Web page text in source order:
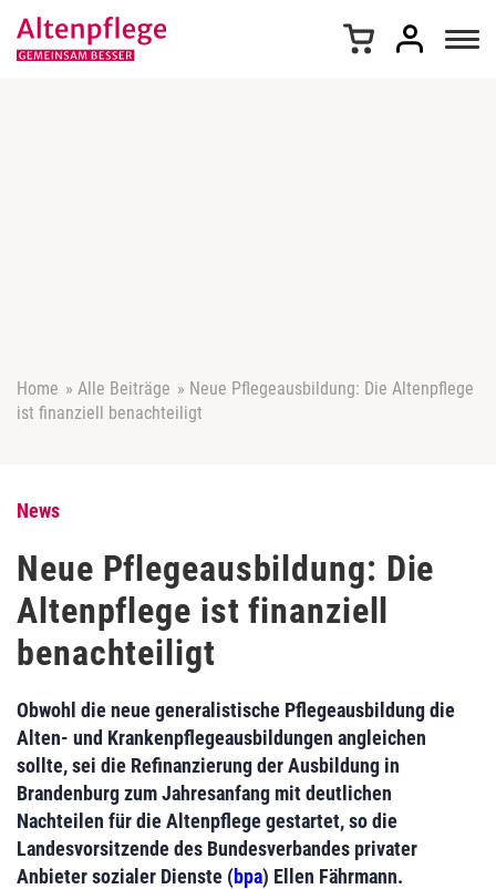
Home » Alle Beiträge » Neue Pflegeausbildung: Die Altenpflege
ist finanziell benachteiligt
News
Neue Pflegeausbildung: Die
Altenpflege ist finanziell
benachteiligt
Obwohl die neue generalistische Pflegeausbildung die
Alten- und Krankenpflegeausbildungen angleichen
sollte, sei die Refinanzierung der Ausbildung in
Brandenburg zum Jahresanfang mit deutlichen
Nachteilen für die Altenpflege gestartet, so die
Landesvorsitzende des Bundesverbandes privater
Anbieter sozialer Dienste (bpa) Ellen Fährmann.